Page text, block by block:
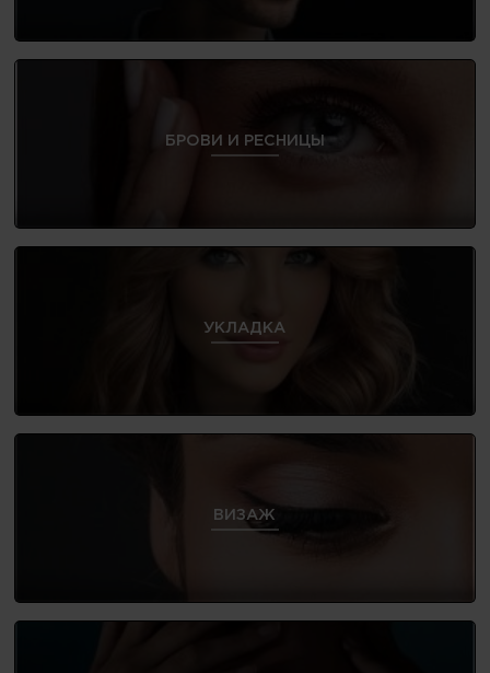
БРОВИ И РЕСНИЦЫ
УКЛАДКА
ВИЗАЖ